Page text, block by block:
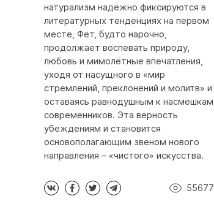
натурализм надёжно фиксируются в
литературных тенденциях на первом
месте, Фет, будто нарочно,
продолжает воспевать природу,
любовь и мимолётные впечатления,
уходя от насущного в «мир
стремлений, преклонений и молитв» и
оставаясь равнодушным к насмешкам
современников. Эта верность
убеждениям и становится
основополагающим звеном нового
направления – «чистого» искусства.
55677